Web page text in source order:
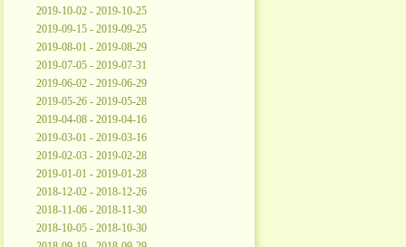
2019-10-02 - 2019-10-25
2019-09-15 - 2019-09-25
2019-08-01 - 2019-08-29
2019-07-05 - 2019-07-31
2019-06-02 - 2019-06-29
2019-05-26 - 2019-05-28
2019-04-08 - 2019-04-16
2019-03-01 - 2019-03-16
2019-02-03 - 2019-02-28
2019-01-01 - 2019-01-28
2018-12-02 - 2018-12-26
2018-11-06 - 2018-11-30
2018-10-05 - 2018-10-30